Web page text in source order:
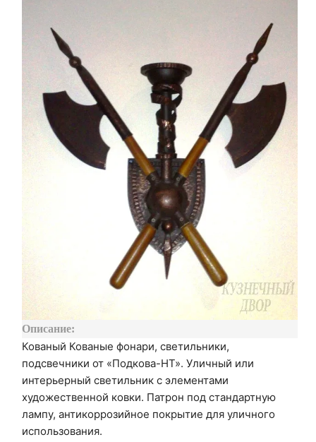
Описание:
Кованый Кованые фонари, светильники,
подсвечники от «Подкова-НТ». Уличный или
интерьерный светильник с элементами
художественной ковки. Патрон под стандартную
лампу, антикоррозийное покрытие для уличного
использования.